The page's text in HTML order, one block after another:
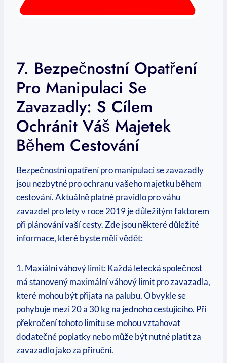
7. Bezpečnostní Opatření
Pro Manipulaci Se
Zavazadly: S Cílem
Ochránit Váš Majetek
Během Cestování
Bezpečnostní opatření pro manipulaci se zavazadly
jsou nezbytné pro ochranu vašeho majetku během
cestování. Aktuálně platné pravidlo pro váhu
zavazdel pro lety v roce 2019 je důležitým faktorem
při plánování vaší cesty. Zde jsou některé důležité
informace, které byste měli vědět:
1. Maxiální váhový limit: Každá letecká společnost
má stanovený maximální váhový limit pro zavazadla,
které mohou být přijata na palubu. Obvykle se
pohybuje mezi 20 a 30 kg na jednoho cestujícího. Při
překročení tohoto limitu se mohou vztahovat
dodatečné poplatky nebo může být nutné platit za
zavazadlo jako za příruční.